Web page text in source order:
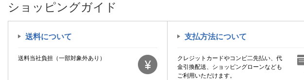
ショッピングガイド
送料について
送料当社負担（一部対象外あり）
支払方法について
クレジットカードやコンビ二先払い、代
金引換配送、ショッピングローンなども
ご利用いただけます。